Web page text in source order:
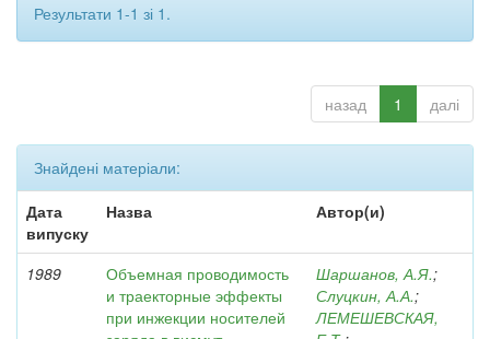
Результати 1-1 зі 1.
назад 1 далі
Знайдені матеріали:
Дата
випуску
Назва Автор(и)
1989
Объемная проводимость
и траекторные эффекты
при инжекции носителей
Шаршанов, А.Я.;
Слуцкин, А.А.;
ЛЕМЕШЕВСКАЯ,